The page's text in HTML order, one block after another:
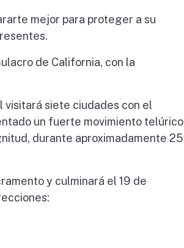
mejor para proteger a su
de California, con la
visitará siete ciudades con el
un fuerte movimiento telúrico
durante aproximadamente 25
y culminará el 19 de